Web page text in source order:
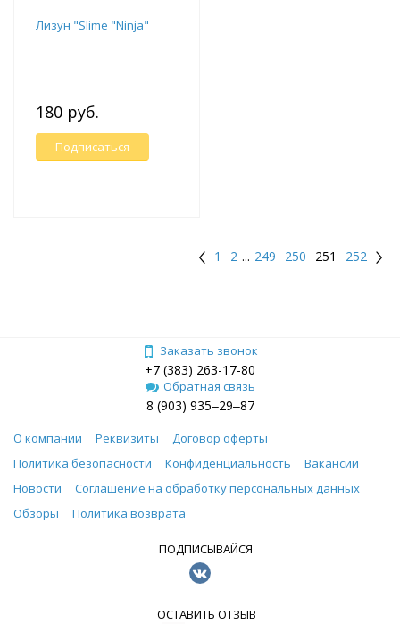
Лизун "Slime "Ninja"
180 руб.
Подписаться
1 2 ... 249 250 251 252
Заказать звонок
+7 (383) 263-17-80
Обратная связь
8 (903) 935‒29‒87
О компании Реквизиты
Договор оферты
Политика безопасности
Конфиденциальность
Вакансии
Новости
Соглашение на обработку персональных данных
Обзоры
Политика возврата
ПОДПИСЫВАЙСЯ
ОСТАВИТЬ ОТЗЫВ